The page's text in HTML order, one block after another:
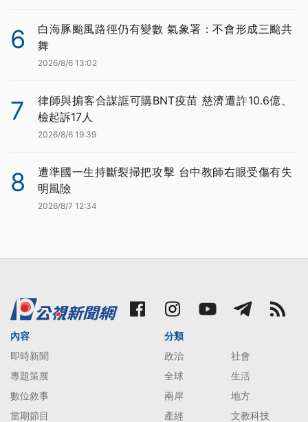
6
白海豚颱風路徑仍有變數 氣象署：不會形成三颱共
舞
2026/8/6 13:02
7
律師與掮客合謀誆可購BNT疫苗 慈濟遭詐10.6億、
檢起訴17人
2026/8/6 19:39
8
遭準國一生持斷裂掃把攻擊 台中教師右眼受傷有失
明風險
2026/8/7 12:34
內容
即時新聞
專題策展
數位敘事
當期節目
分類
政治
社會
全球
生活
兩岸
地方
產經
文教科技